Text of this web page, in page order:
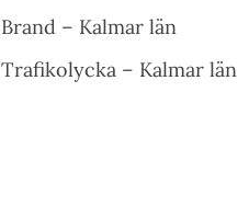
Brand – Kalmar län
Trafikolycka – Kalmar län